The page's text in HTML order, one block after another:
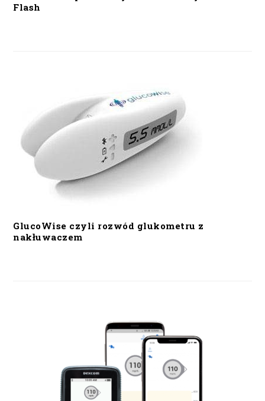
Flash
GlucoWise czyli rozwód glukometru z
nakłuwaczem